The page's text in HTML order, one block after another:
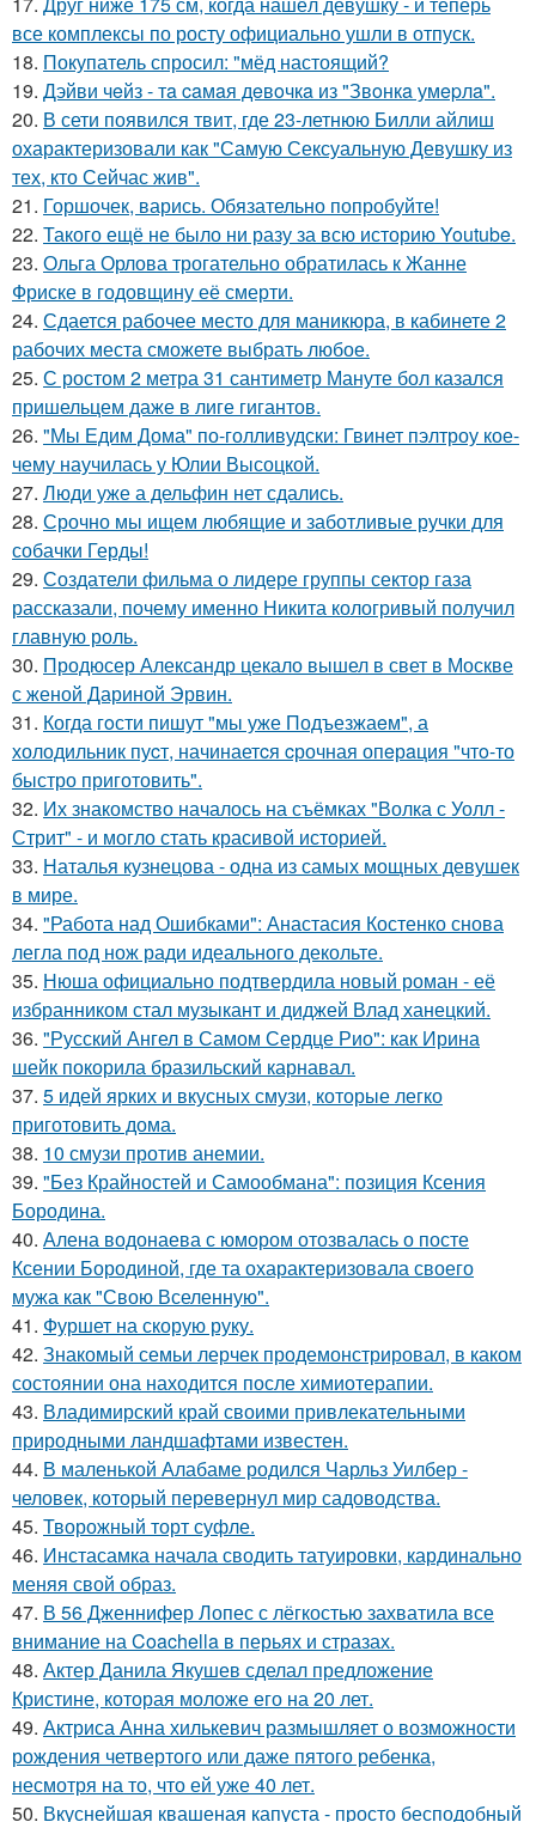
все комплексы по росту официально ушли в отпуск.
18. Покупатель спросил: "мёд настоящий?
19. Дэйви чeйз - тa caмaя дeвoчкa из "Звoнкa умepлa".
20. В сети появился твит, где 23-летнюю Билли айлиш
охарактеризовали как "Самую Сексуальную Девушку из
тех, кто Сейчас жив".
21. Горшочек, варись. Обязательно попробуйте!
22. Такого ещё не было ни разу за всю историю Youtube.
23. Ольга Орлова трогательно обратилась к Жанне
Фриске в годовщину её смерти.
24. Сдается рабочее место для маникюра, в кабинете 2
рабочих места сможете выбрать любое.
25. С ростом 2 метра 31 сантиметр Мануте бол казался
пришельцем даже в лиге гигантов.
26. "Мы Едим Дома" по-голливудски: Гвинет пэлтроу кое-
чему научилась у Юлии Высоцкой.
27. Люди уже а дельфин нет сдались.
28. Срочно мы ищем любящие и заботливые ручки для
собачки Герды!
29. Создатели фильма о лидере группы сектор газа
рассказали, почему именно Никита кологривый получил
главную роль.
30. Продюсер Александр цекало вышел в свет в Москве
с женой Дариной Эрвин.
31. Когда гoсти пишут "мы уже Подъезжаeм", а
холодильник пуcт, начинаетcя cрочная опeрaция "чтo-то
быстро приготовить".
32. Их знакомство началось на съёмках "Волка с Уолл -
Стрит" - и могло стать красивой историей.
33. Наталья кузнецова - одна из самых мощных девушек
в мире.
34. "Работа над Ошибками": Анастасия Костенко снова
легла под нож ради идеального декольте.
35. Нюша официально подтвердила новый роман - её
избранником стал музыкант и диджей Влад ханецкий.
36. "Русский Ангел в Самом Сердце Рио": как Ирина
шейк покорила бразильский карнавал.
37. 5 идей ярких и вкусных смузи, которые легко
приготовить дома.
38. 10 смузи против анемии.
39. "Без Крайностей и Самообмана": позиция Ксения
Бородина.
40. Алена водонаева с юмором отозвалась о посте
Ксении Бородиной, где та охарактеризовала своего
мужа как "Свою Вселенную".
41. Фуршет на скорую руку.
42. Знакомый семьи лерчек продемонстрировал, в каком
состоянии она находится после химиотерапии.
43. Владимирский край своими привлекательными
природными ландшафтами известен.
44. В маленькой Алабаме родился Чарльз Уилбер -
человек, который перевернул мир садоводства.
45. Творожный торт суфле.
46. Инстасамка начала сводить татуировки, кардинально
меняя свой образ.
47. В 56 Дженнифер Лопес с лёгкостью захватила все
внимание на Coachella в перьях и стразах.
48. Актер Данила Якушев сделал предложение
Кристине, которая моложе его на 20 лет.
49. Актриса Анна хилькевич размышляет о возможности
рождения четвертого или даже пятого ребенка,
несмотря на то, что ей уже 40 лет.
50. Вкуснейшая квашеная капуста - просто бесподобный